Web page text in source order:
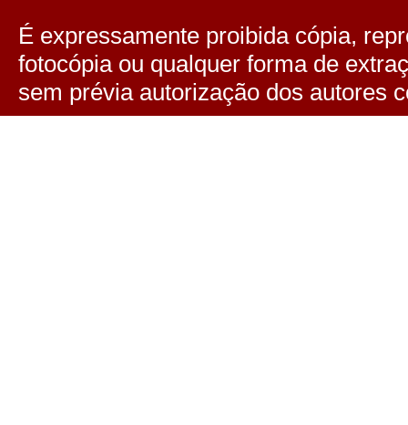
É expressamente proibida cópia,
fotocópia ou qualquer forma de
sem prévia autorização dos autores